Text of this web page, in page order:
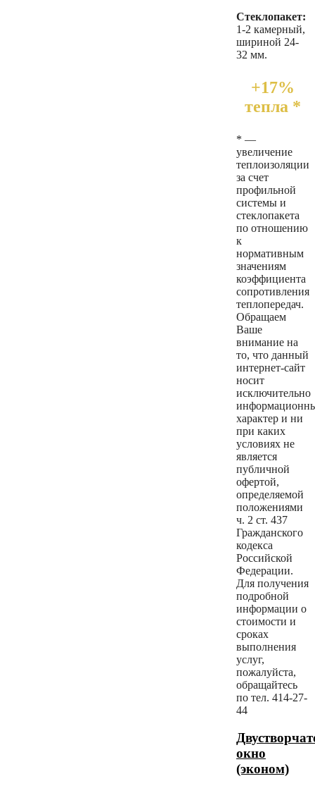
Стеклопакет:
1-2 камерный,
шириной 24-
32 мм.
+17%
тепла *
* —
увеличение
теплоизоляции
за счет
профильной
системы и
стеклопакета
по отношению
к
нормативным
значениям
коэффициента
сопротивления
теплопередач.
Обращаем
Ваше
внимание на
то, что данный
интернет-сайт
носит
исключительно
характер и ни
при каких
условиях не
является
публичной
офертой,
определяемой
положениями
ч. 2 ст. 437
Гражданского
кодекса
Российской
Федерации.
Для получения
подробной
информации о
стоимости и
сроках
выполнения
услуг,
пожалуйста,
обращайтесь
по тел. 414-27-
44
окно
(эконом)